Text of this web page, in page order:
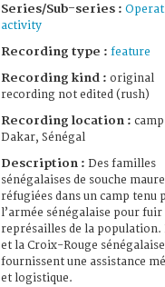
Series/Sub-series :
activity
Recording type : feature
Recording kind : original
recording not edited (rush)
Recording location :
Dakar, Sénégal
Description : Des familles
sénégalaises de souche
réfugiées dans un camp tenu
l’armée sénégalaise pour fuir
représailles de la population.
et la Croix-Rouge sénégalaise
fournissent une assistance
et logistique.